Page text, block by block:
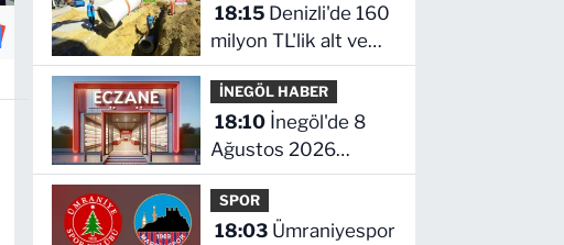
18:15
milyon TL'lik alt ve
üstyapı yatırımı
İNEGÖL HABER
18:10
Ağustos 2026
Cumartesi Nöbetçi
Eczaneler
SPOR
18:03